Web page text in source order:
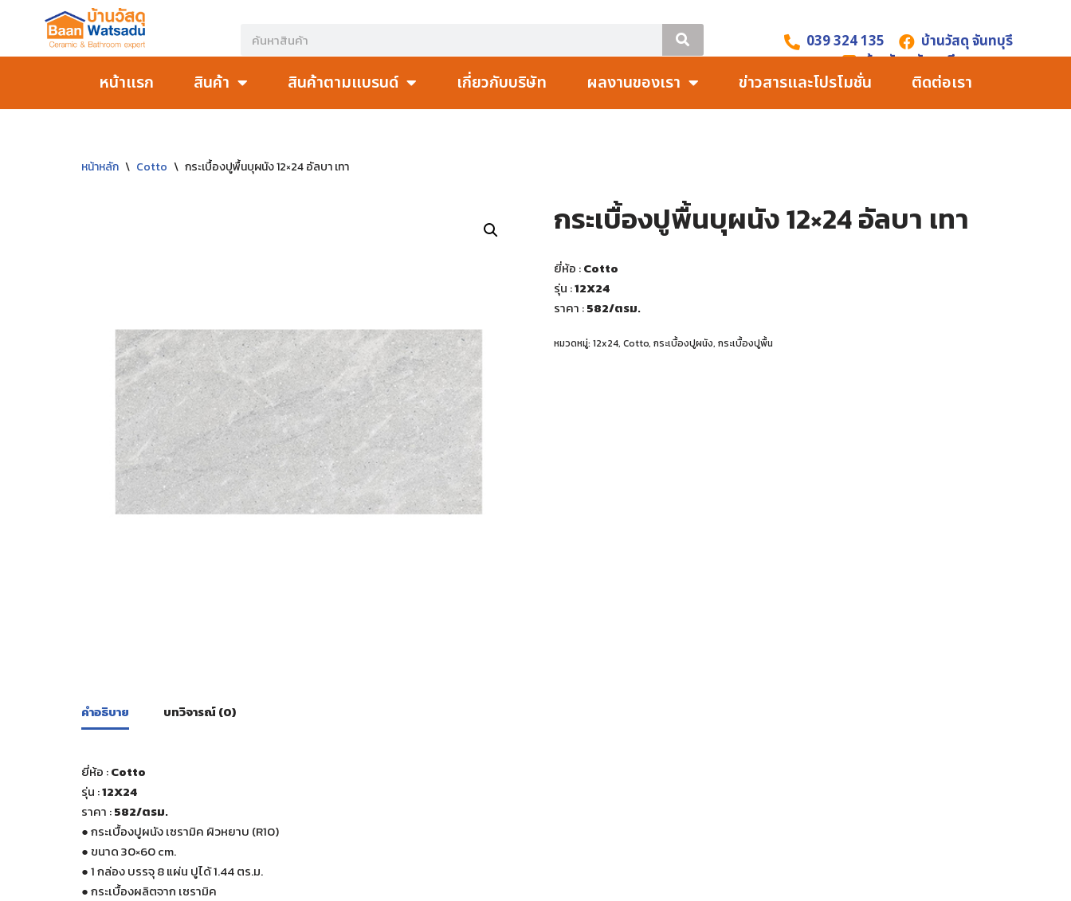
039 324 135
บ้านวัสดุ จันทบุรี
บ้านวัสดุ จันทบุรี
หน้าแรก สินค้า สินค้าตามแบรนด์ เกี่ยวกับบริษัท ผลงานของเรา ข่าวสารและโปรโมชั่น ติดต่อเรา
หน้าหลัก \ Cotto \ กระเบื้องปูพื้นบุผนัง 12×24 อัลบา เทา
กระเบื้องปูพื้นบุผนัง 12×24 อัลบา เทา
ยี่ห้อ :Cotto
รุ่น :12X24
ราคา :582/ตรม.
หมวดหมู่: 12x24, Cotto, กระเบื้องปูผนัง, กระเบื้องปูพื้น
คำอธิบาย บทวิจารณ์ (0)
ยี่ห้อ :Cotto
รุ่น :12X24
ราคา :582/ตรม.
●กระเบื้องปูผนัง เซรามิค ผิวหยาบ (R10)
● ขนาด 30×60 cm.
●1 กล่อง บรรจุ 8 แผ่น ปูได้ 1.44 ตร.ม.
●กระเบื้องผลิตจาก เซรามิค